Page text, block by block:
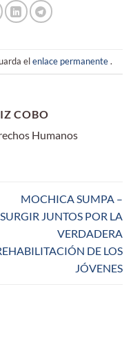
elenlace permanente.
COBO
Humanos
MOCHICA SUMPA –
JUNTOS POR LA
VERDADERA
DE LOS
JÓVENES